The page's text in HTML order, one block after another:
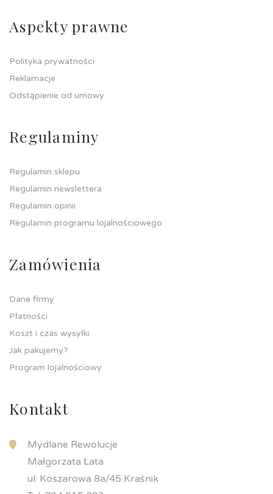
Aspekty prawne
Polityka prywatności
Reklamacje
Odstąpienie od umowy
Regulaminy
Regulamin sklepu
Regulamin newslettera
Regulamin opinii
Regulamin programu lojalnościowego
Zamówienia
Dane firmy
Płatności
Koszt i czas wysyłki
Jak pakujemy?
Program lojalnościowy
Kontakt
Mydlane Rewolucje
Małgorzata Łata
ul. Koszarowa 8a/45 Kraśnik